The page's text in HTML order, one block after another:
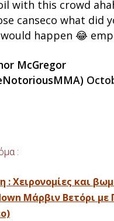
with this crowd
canseco what did
happen 😂
McGregor
:
: Χειρονομίες και
Μάρβιν Βετόρι με